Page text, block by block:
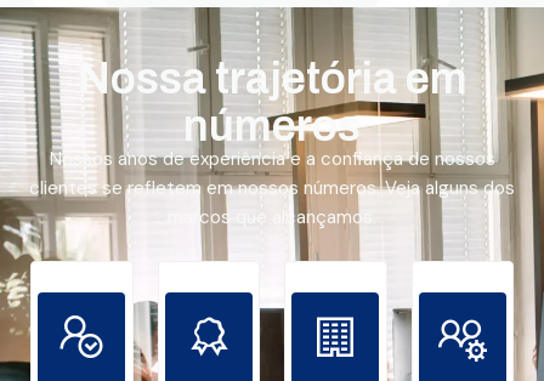
Nossa trajetória em
números
Nossos anos de experiência e a confiança de nossos
clientes se refletem em nossos números. Veja alguns dos
marcos que alcançamos.